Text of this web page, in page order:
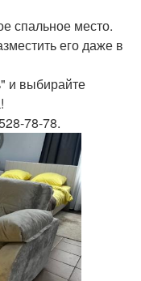
спальное место.
его даже в
и выбирайте
78-78.